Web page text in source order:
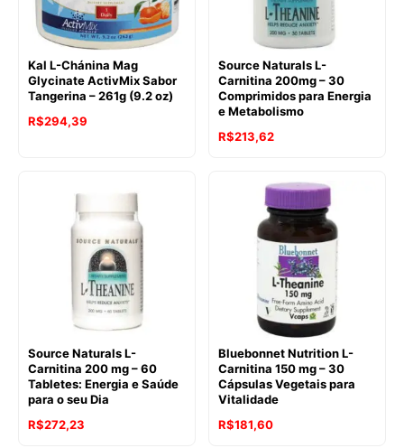
Kal L-Chánina Mag
Glycinate ActivMix Sabor
Tangerina – 261g (9.2 oz)
R$294,39
Source Naturals L-
Carnitina 200mg – 30
Comprimidos para Energia
e Metabolismo
R$213,62
Source Naturals L-
Carnitina 200 mg – 60
Tabletes: Energia e Saúde
para o seu Dia
R$272,23
Bluebonnet Nutrition L-
Carnitina 150 mg – 30
Cápsulas Vegetais para
Vitalidade
R$181,60